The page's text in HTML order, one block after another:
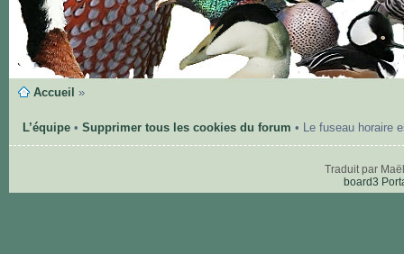
Accueil »
L’équipe• Supprimer tous les cookies du forum • Le fuseau horaire
Traduit par
board3